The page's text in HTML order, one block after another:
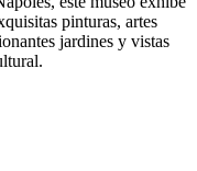
pinturas, artes
jardines y vistas